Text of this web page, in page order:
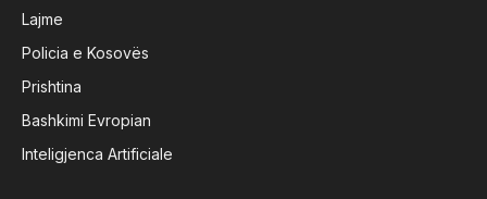
Lajme
Policia e Kosovës
Prishtina
Bashkimi Evropian
Inteligjenca Artificiale